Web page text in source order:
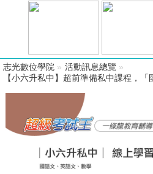
志光數位學院 » 活動訊息總覽 »
【小六升私中】超前準備私中課程，